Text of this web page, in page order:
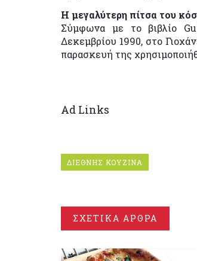
Η μεγαλύτερη πίτσα του
Σύμφωνα με το βιβλίο
Δεκεμβρίου 1990, στο
παρασκευή της
Ad Links
ΔΙΕΘΝΗΣ ΚΟΥΖΙΝΑ
ΣΧΕΤΙΚΑ ΑΡΘΡΑ